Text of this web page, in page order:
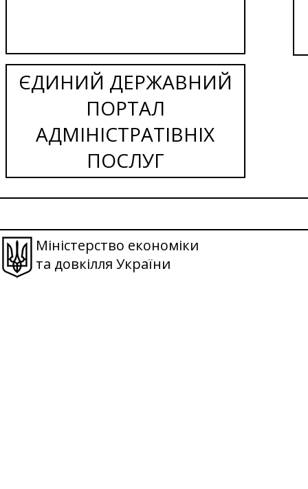
ЄДИНИЙ ДЕРЖАВНИЙ
ПОРТАЛ
АДМІНІСТРАТІВНІХ
ПОСЛУГ
Міністерство економіки
та довкілля України